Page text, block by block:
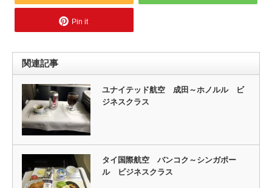
Pin it
関連記事
ユナイテッド航空 成田～ホノルル ビ
ジネスクラス
タイ国際航空 バンコク～シンガポー
ル ビジネスクラス